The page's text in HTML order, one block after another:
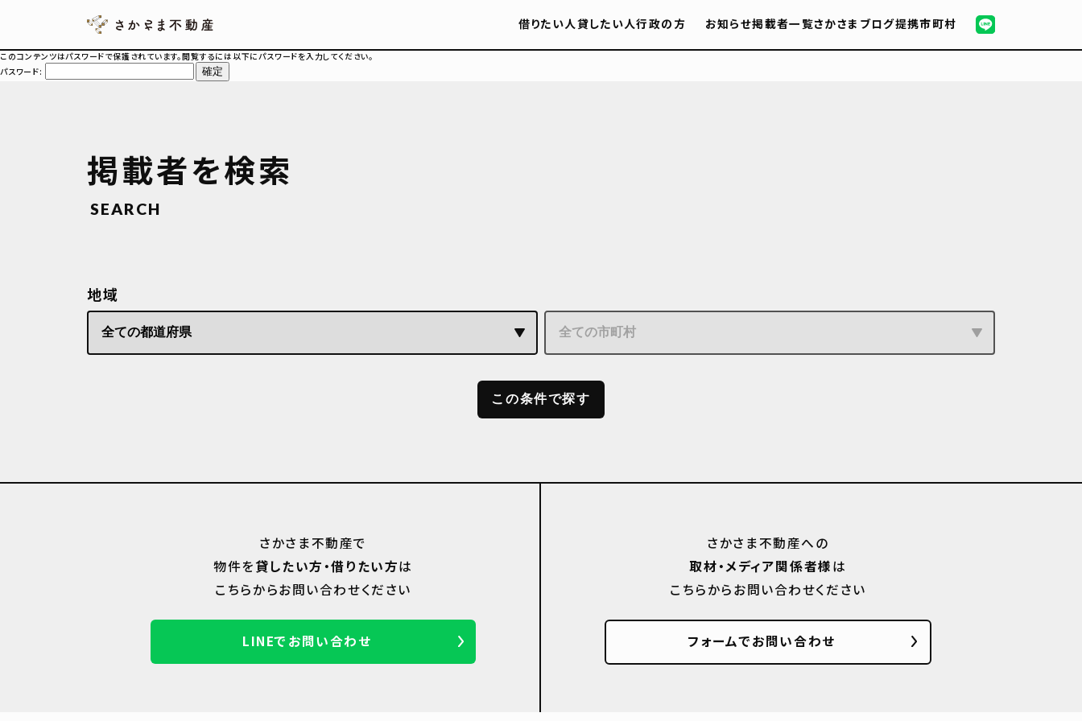
借りたい人貸したい人行政の方 お知らせ掲載者一覧さかさまブログ提携市町村
このコンテンツはパスワードで保護されています。閲覧するには以下にパスワードを入力してください。
パスワード:
掲載者を検索
SEARCH
地域
さかさま不動産で
物件を貸したい方・借りたい方は
こちらからお問い合わせください
LINEでお問い合わせ
さかさま不動産への
取材・メディア関係者様は
こちらからお問い合わせください
フォームでお問い合わせ